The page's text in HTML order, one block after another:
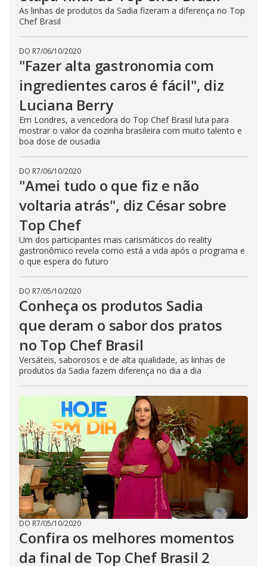
As linhas de produtos da Sadia fizeram a diferença no Top
Chef Brasil
DO R7/06/10/2020
"Fazer alta gastronomia com
ingredientes caros é fácil", diz
Luciana Berry
Em Londres, a vencedora do Top Chef Brasil luta para
mostrar o valor da cozinha brasileira com muito talento e
boa dose de ousadia
DO R7/06/10/2020
"Amei tudo o que fiz e não
voltaria atrás", diz César sobre
Top Chef
Um dos participantes mais carismáticos do reality
gastronômico revela como está a vida após o programa e
o que espera do futuro
DO R7/05/10/2020
Conheça os produtos Sadia
que deram o sabor dos pratos
no Top Chef Brasil
Versáteis, saborosos e de alta qualidade, as linhas de
produtos da Sadia fazem diferença no dia a dia
DO R7/05/10/2020
Confira os melhores momentos
da final de Top Chef Brasil 2